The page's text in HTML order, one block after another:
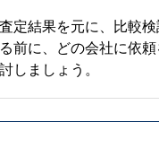
定結果を元に、比較検
前に、どの会社に依
しましょう。